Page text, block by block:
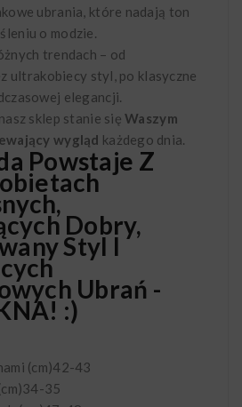
ubrania, które nadają ton
o modzie.
trendach – od
ultrakobiecy styl, po klasyczne
elegancji.
sklep stanie sięWaszym
wygląd każdego dnia.
Powstaje Z
Dobry,
Styl I
Ubrań -
:)
(cm)42-43
34-35